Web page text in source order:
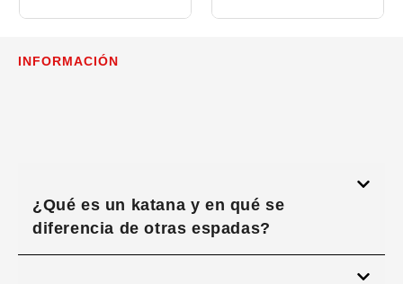
INFORMACIÓN
¿Qué es un katana y en qué se
diferencia de otras espadas?